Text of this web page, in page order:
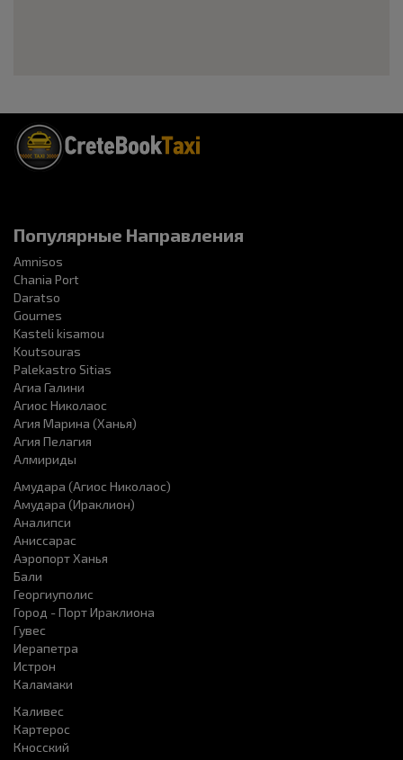
Популярные Направления
Amnisos
Chania Port
Daratso
Gournes
Kasteli kisamou
Koutsouras
Palekastro Sitias
Агиа Галини
Агиос Николаос
Агия Марина (Ханья)
Агия Пелагия
Алмириды
Амудара (Агиос Николаос)
Амудара (Ираклион)
Аналипси
Аниссарас
Аэропорт Ханья
Бали
Георгиуполис
Город - Порт Ираклиона
Гувес
Иерапетра
Истрон
Каламаки
Каливес
Картерос
Кносский